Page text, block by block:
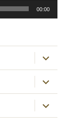
00:00
expande
el
menú
inferior
expande
el
menú
inferior
expande
el
menú